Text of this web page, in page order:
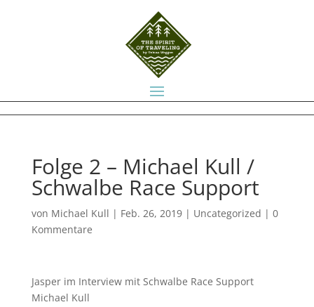
Folge 2 – Michael Kull /
Schwalbe Race Support
von Michael Kull | Feb. 26, 2019| Uncategorized | 0
Kommentare
Jasper im Interview mit Schwalbe Race Support
Michael Kull